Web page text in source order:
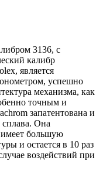
3136, с
калибр
является
успешно
механизма, как
точным и
запатентована и
сплава. Она
большую
и остается в 10 раз
воздействий при